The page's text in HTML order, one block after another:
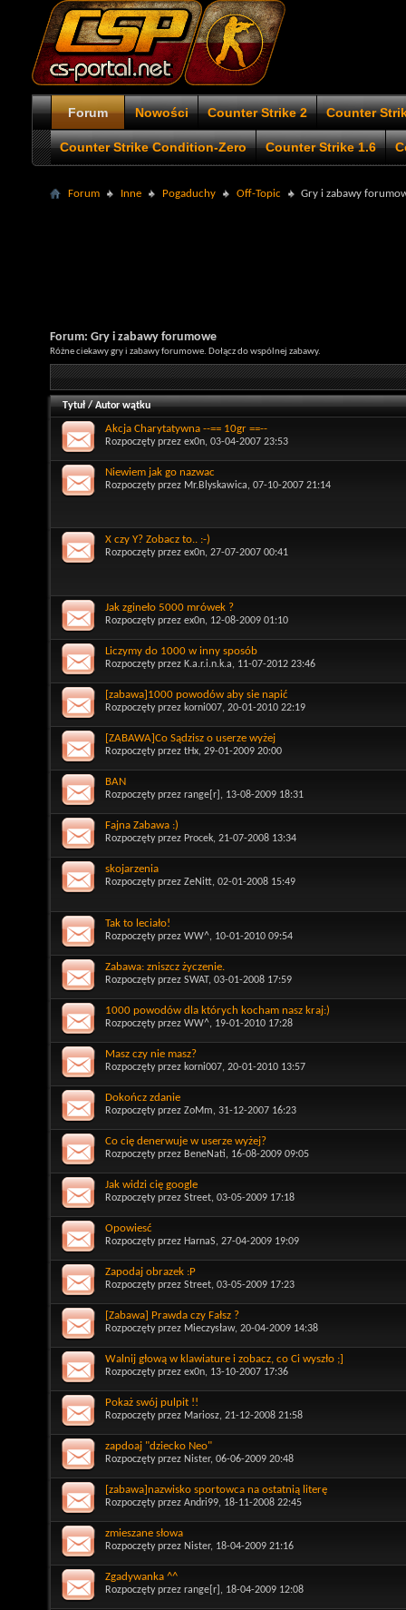
Forum Nowości Counter Strike 2 Counter
Counter Strike Condition-Zero Counter Strike 1.6
Forum Inne Pogaduchy Off-Topic Gry i zabawy
Forum: Gry i zabawy forumowe
Różne ciekawy gry i zabawy forumowe. Dołącz do wspólnej zabawy.
Tytuł/Autor wątku
Akcja Charytatywna --== 10gr ==--
Rozpoczęty przez ex0n, 03-04-2007 23:53
Niewiem jak go nazwac
Rozpoczęty przez Mr.Blyskawica, 07-10-2007 21:14
X czy Y? Zobacz to.. :-)
Rozpoczęty przez ex0n, 27-07-2007 00:41
Jak zgineło 5000 mrówek ?
Rozpoczęty przez ex0n, 12-08-2009 01:10
Liczymy do 1000 w inny sposób
Rozpoczęty przez K.a.r.i.n.k.a, 11-07-2012 23:46
[zabawa]1000 powodów aby sie napić
Rozpoczęty przez korni007, 20-01-2010 22:19
[ZABAWA]Co Sądzisz o userze wyżej
Rozpoczęty przez tHx, 29-01-2009 20:00
BAN
Rozpoczęty przez range[r] , 13-08-2009 18:31
Fajna Zabawa :)
Rozpoczęty przez Procek, 21-07-2008 13:34
skojarzenia
Rozpoczęty przez ZeNitt, 02-01-2008 15:49
Tak to leciało!
Rozpoczęty przez WW^, 10-01-2010 09:54
Zabawa: zniszcz życzenie.
Rozpoczęty przez SWAT , 03-01-2008 17:59
1000 powodów dla których kocham nasz kraj:)
Rozpoczęty przez WW^, 19-01-2010 17:28
Masz czy nie masz?
Rozpoczęty przez korni007, 20-01-2010 13:57
Dokończ zdanie
Rozpoczęty przez ZoMm, 31-12-2007 16:23
Co cię denerwuje w userze wyżej?
Rozpoczęty przez BeneNati, 16-08-2009 09:05
Jak widzi cię google
Rozpoczęty przez Street, 03-05-2009 17:18
Opowiesć
Rozpoczęty przez HarnaS, 27-04-2009 19:09
Zapodaj obrazek :P
Rozpoczęty przez Street, 03-05-2009 17:23
[Zabawa] Prawda czy Fałsz ?
Rozpoczęty przez Mieczysław, 20-04-2009 14:38
Walnij głową w klawiature i zobacz, co Ci wyszło ;]
Rozpoczęty przez ex0n, 13-10-2007 17:36
Pokaż swój pulpit !!
Rozpoczęty przez Mariosz, 21-12-2008 21:58
zapdoaj "dziecko Neo"
Rozpoczęty przez Nister, 06-06-2009 20:48
[zabawa]nazwisko sportowca na ostatnią literę
Rozpoczęty przez Andri99, 18-11-2008 22:45
zmieszane słowa
Rozpoczęty przez Nister, 18-04-2009 21:16
Zgadywanka ^^
Rozpoczęty przez range[r] , 18-04-2009 12:08